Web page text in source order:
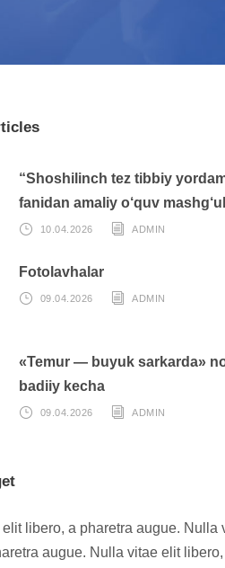
“Shoshilinch tez tibbiy
fanidan amaliy o‘quv
10.04.2026 ADMIN
Fotolavhalar
09.04.2026 ADMIN
«Temur — buyuk sarkarda»
badiiy kecha
09.04.2026 ADMIN
libero, a pharetra augue. Nulla
augue. Nulla vitae elit libero,